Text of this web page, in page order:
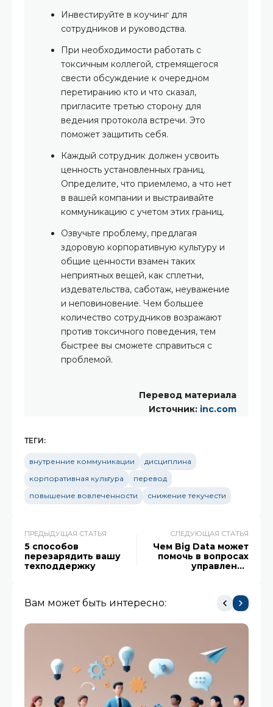
Инвестируйте в коучинг для
сотрудников и руководства.
При необходимости работать с
токсичным коллегой, стремящегося
свести обсуждение к очередном
перетиранию кто и что сказал,
пригласите третью сторону для
ведения протокола встречи. Это
поможет защитить себя.
Каждый сотрудник должен усвоить
ценность установленных границ.
Определите, что приемлемо, а что нет
в вашей компании и выстраивайте
коммуникацию с учетом этих границ.
Озвучьте проблему, предлагая
здоровую корпоративную культуру и
общие ценности взамен таких
неприятных вещей, как сплетни,
издевательства, саботаж, неуважение
и неповиновение. Чем большее
количество сотрудников возражают
против токсичного поведения, тем
быстрее вы сможете справиться с
проблемой.
Перевод материала
Источник: inc.com
ТЕГИ:
внутренние коммуникации
дисциплина
корпоративная культура
перевод
повышение вовлеченности
снижение текучести
ПРЕДЫДУЩАЯ СТАТЬЯ
5 способов
перезарядить вашу
техподдержку
СЛЕДУЮЩАЯ СТАТЬЯ
Чем Big Data может
помочь в вопросах
управления
Вам может быть интересно: